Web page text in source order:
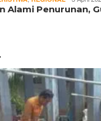
Alami Penurunan,